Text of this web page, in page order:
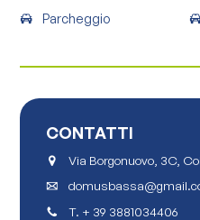
Parcheggio
CONTATTI
Via Borgonuovo, 3C,
T. + 39 3881034406